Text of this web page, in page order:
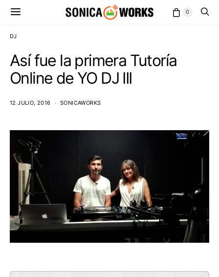
0
DJ
Así fue la primera Tutoría
Online de YO DJ III
12 JULIO, 2016 SONICAWORKS